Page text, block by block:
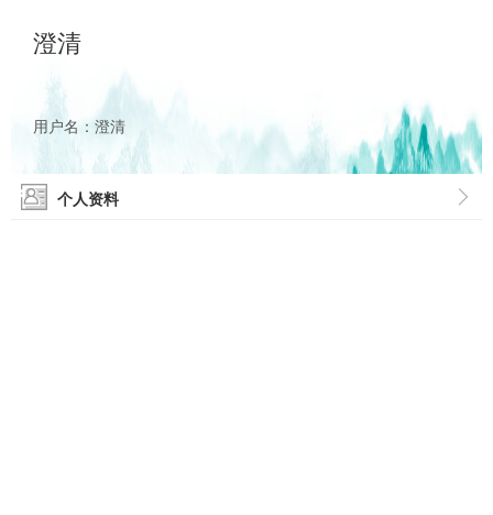
澄清
用户名：澄清
个人资料